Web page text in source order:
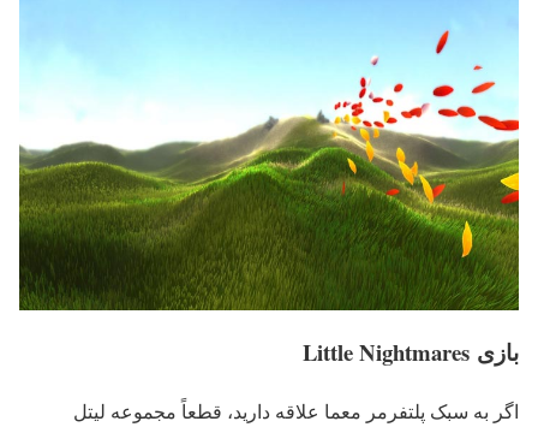
بازی Little Nightmares
اگر به سبک پلتفرمر معما علاقه دارید، قطعاً مجموعه لیتل